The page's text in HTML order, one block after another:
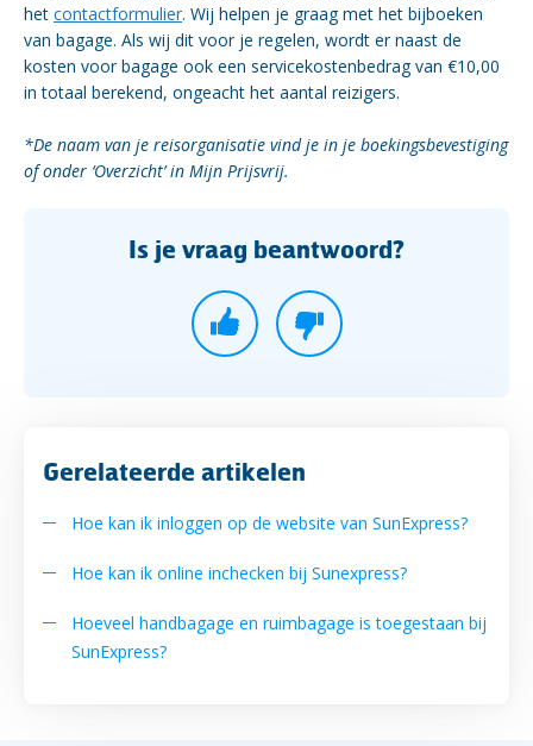
het contactformulier. Wij helpen je graag met het bijboeken
van bagage. Als wij dit voor je regelen, wordt er naast de
kosten voor bagage ook een servicekostenbedrag van €10,00
in totaal berekend, ongeacht het aantal reizigers.
*De naam van je reisorganisatie vind je in je boekingsbevestiging
of onder ‘Overzicht’ in Mijn Prijsvrij.
Is je vraag beantwoord?
Gerelateerde artikelen
Hoe kan ik inloggen op de website van SunExpress?
Hoe kan ik online inchecken bij Sunexpress?
Hoeveel handbagage en ruimbagage is toegestaan bij
SunExpress?